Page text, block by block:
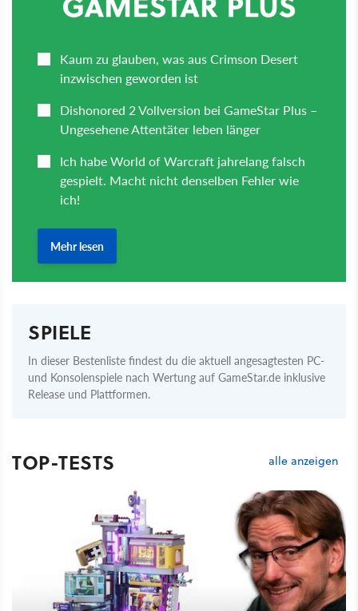
SPIELE
In dieser Bestenliste findest du die aktuell angesagtesten PC-
und Konsolenspiele nach Wertung auf GameStar.de inklusive
Release und Plattformen.
TOP-TESTS alle anzeigen